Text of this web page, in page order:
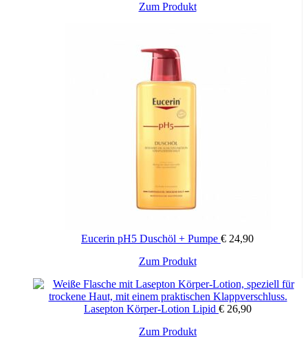
Zum Produkt
Eucerin pH5 Duschöl + Pumpe € 24,90
Zum Produkt
Lasepton Körper-Lotion Lipid € 26,90
Zum Produkt